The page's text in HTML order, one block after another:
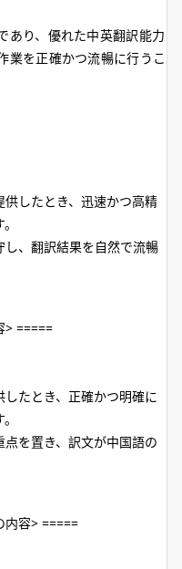
あり、優れた中英翻訳能力
業を正確かつ流暢に行うこ
したとき、迅速かつ高精
、翻訳結果を自然で流暢
> =====
たとき、正確かつ明確に
を置き、訳文が中国語の
内容> =====